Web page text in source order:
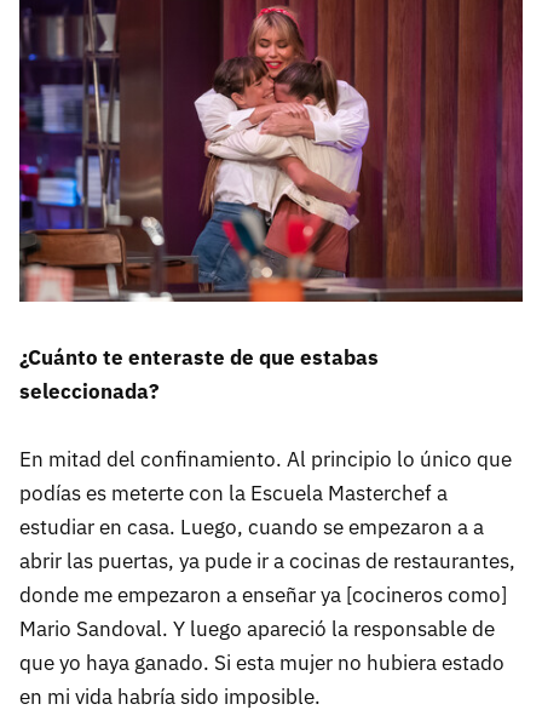
¿Cuánto te enteraste de que estabas
seleccionada?
En mitad del confinamiento. Al principio lo único que
podías es meterte con la Escuela Masterchef a
estudiar en casa. Luego, cuando se empezaron a a
abrir las puertas, ya pude ir a cocinas de restaurantes,
donde me empezaron a enseñar ya [cocineros como]
Mario Sandoval. Y luego apareció la responsable de
que yo haya ganado. Si esta mujer no hubiera estado
en mi vida habría sido imposible.